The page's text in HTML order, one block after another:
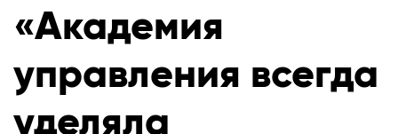
«Академия
управления всегда
уделяла